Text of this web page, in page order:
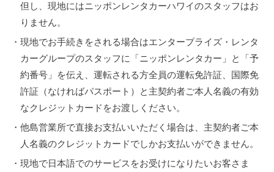
但し、現地にはニッポンレンタカーハワイのスタッフはお
りません。
・現地でお手続きをされる場合はエンタープライズ・レンタ
カーグループのスタッフに「ニッポンレンタカー」と「予
約番号」を伝え、運転される方全員の運転免許証、国際免
許証（なければパスポート）と主契約者ご本人名義の有効
なクレジットカードをお渡しください。
・他島営業所で直接お支払いいただく場合は、主契約者ご本
人名義のクレジットカードでしかお支払いができません。
・現地で日本語でのサービスをお受けになりたいお客さま